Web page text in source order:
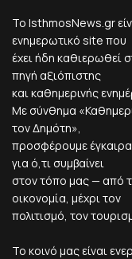
Το IsthmosNews.gr
ενημερωτικό site που
έχει ήδη καθιερωθεί
πηγή αξιόπιστης
και καθημερινής
Με σύνθημα
τον Δημότη»,
προσφέρουμε
για ό,τι συμβαίνει
στον τόπο μας — από
οικονομία, μέχρι τον
πολιτισμό, τον
Το κοινό μας είναι